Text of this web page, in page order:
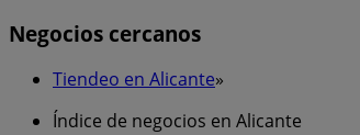
Negocios cercanos
Tiendeo en Alicante»
Índice de negocios en Alicante